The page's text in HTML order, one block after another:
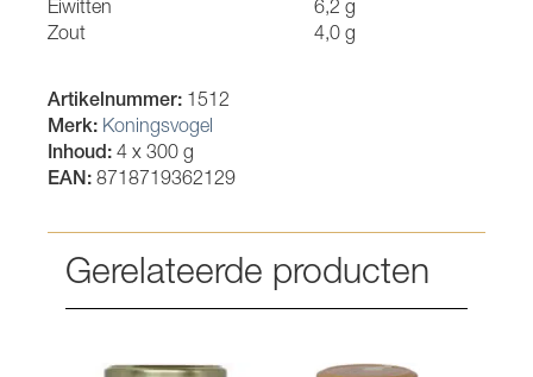
Eiwitten
6,2 g
Zout
4,0 g
Artikelnummer: 1512
Merk: Koningsvogel
Inhoud: 4 x 300 g
EAN: 8718719362129
Gerelateerde producten